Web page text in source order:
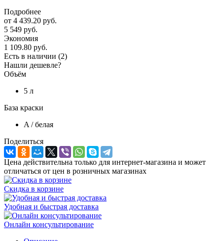
Подробнее
от 4 439.20 руб.
5 549 руб.
Экономия
1 109.80 руб.
Есть в наличии (2)
Нашли дешевле?
Объём
5 л
База краски
A / белая
Поделиться
Цена действительна только для интернет-магазина и может
отличаться от цен в розничных магазинах
Скидка в корзине
Удобная и быстрая доставка
Онлайн консультирование